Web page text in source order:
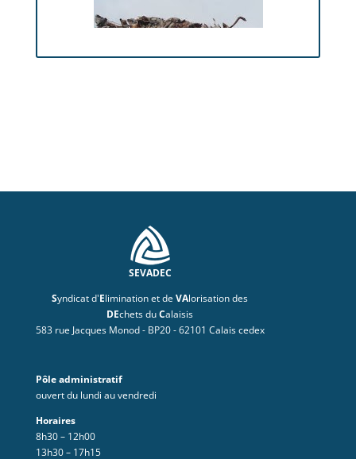
SEVADEC
Syndicat d'Elimination et deVAlorisation des
DEchets duCalaisis
583 rue Jacques Monod - BP20 - 62101 Calais cedex
Pôle administratif
ouvert du lundi au vendredi
Horaires
8h30 – 12h00
13h30 – 17h15